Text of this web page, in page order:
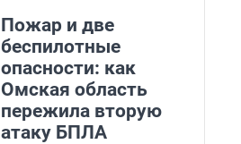
Пожар и две
беспилотные
опасности: как
Омская область
пережила вторую
атаку БПЛА